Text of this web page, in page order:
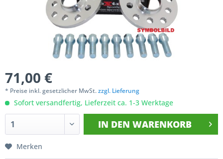
71,00 €
* Preise inkl. gesetzlicher MwSt.zzgl. Lieferung
Sofort versandfertig, Lieferzeit ca. 1-3 Werktage
IN DEN WARENKORB
Merken